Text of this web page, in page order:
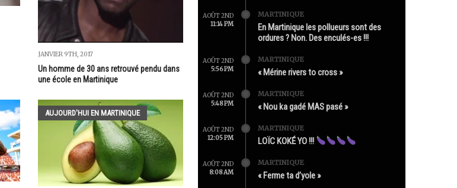
JANVIER 9TH, 2017
Un homme de 30 ans retrouvé pendu dans
une école en Martinique
AUJOURD'HUI EN MARTINIQUE
AOÛT 2ND
11:14 PM
MARTINIQUE
En Martinique les pollueurs sont des
ordures ? Non. Des enculés-es !!!
AOÛT 2ND
5:56 PM
MARTINIQUE
« Mérine rivers to cross »
AOÛT 2ND
5:48 PM
MARTINIQUE
« Nou ka gadé MAS pasé »
AOÛT 2ND
12:05 PM
MARTINIQUE
LOÏC KOKÉ YO !!!
AOÛT 2ND
8:08 AM
MARTINIQUE
« Ferme ta d’yole »